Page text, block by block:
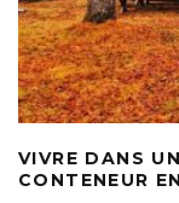
VIVRE DANS
CONTENEUR